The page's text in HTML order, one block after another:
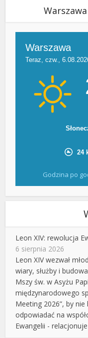
Godzina po
Leon XIV: rewolucja
6 sierpnia 2026
Leon XIV wezwał
wiary, służby i
Mszy św. w Asyżu
międzynarodowego
Meeting 2026”, by nie
odpowiadać na
Ewangelii -